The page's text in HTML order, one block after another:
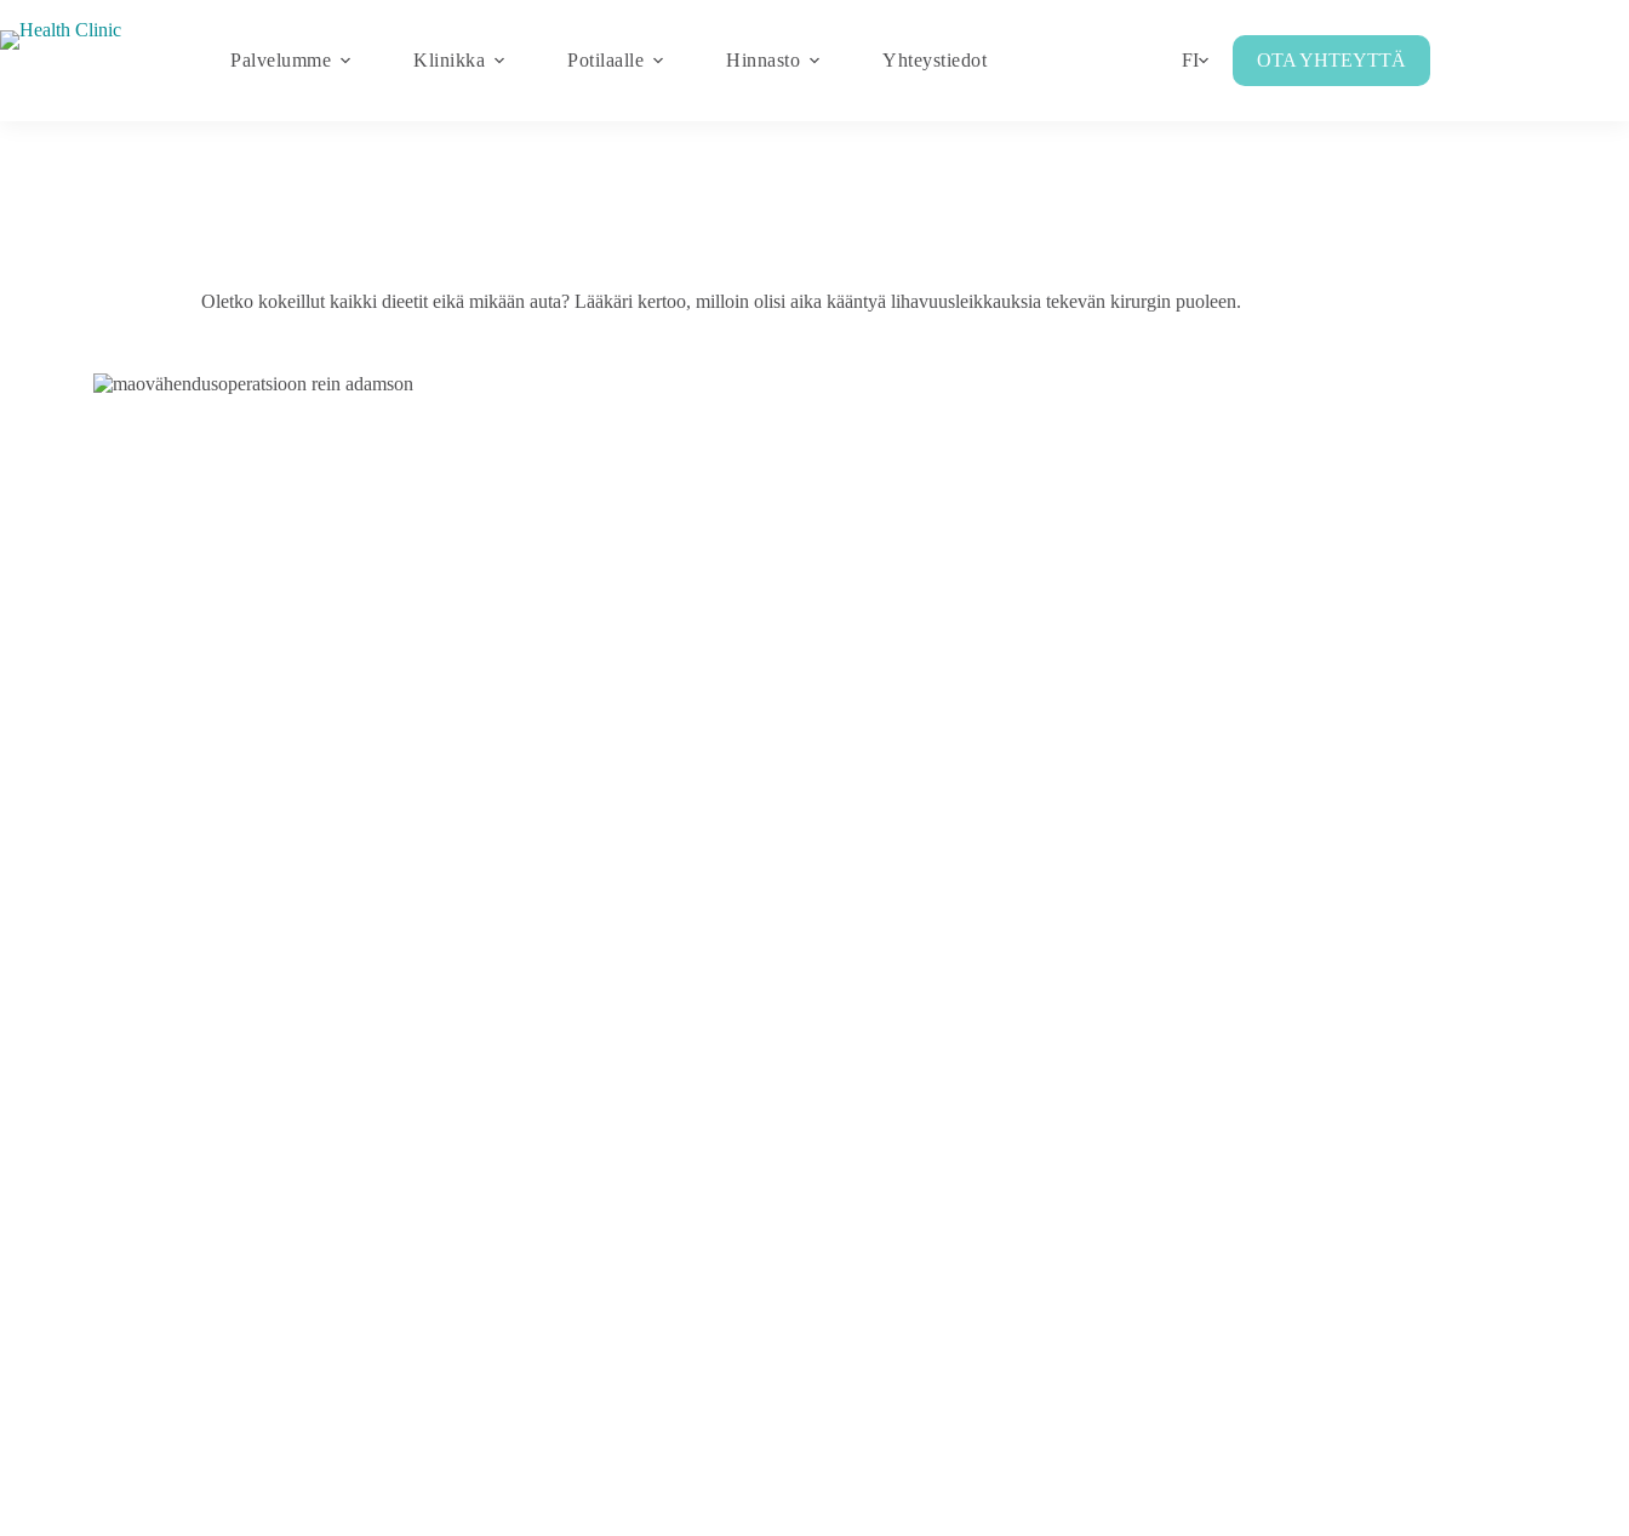
Palvelumme Klinikka Potilaalle Hinnasto Yhteystiedot FI OTA YHTEYTTÄ
Oletko kokeillut kaikki dieetit eikä mikään auta? Lääkäri kertoo, milloin olisi aika kääntyä lihavuusleikkauksia tekevän kirurgin puoleen.